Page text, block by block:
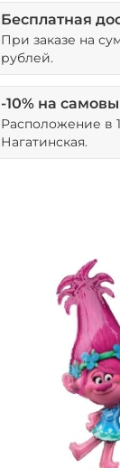
Бесплатная
При заказе на
рублей.
-10% на
Расположение в
Нагатинская.